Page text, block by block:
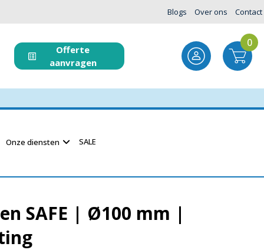
Blogs Over ons Contact
Offerte
aanvragen
0
Onze diensten SALE
SAFE | Ø100 mm |